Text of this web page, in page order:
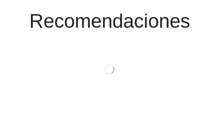
Promociones
Recomendaciones